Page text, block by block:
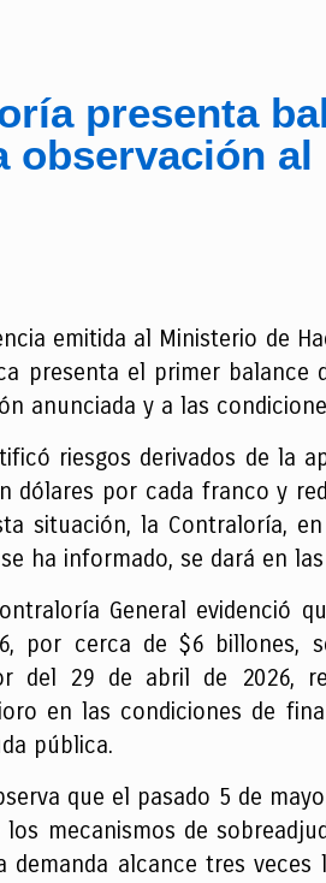
presenta
observación
emitida al Ministerio de
presenta el primer
anunciada y a las
riesgos derivados de la
dólares por cada franco y
situación, la Contraloría,
ha informado, se dará en
General evidenció
por cerca de $6 billones,
del 29 de abril de 2026,
en las condiciones de
pública.
que el pasado 5 de
mecanismos de
demanda alcance tres